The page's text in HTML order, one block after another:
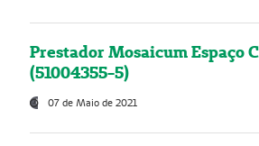
Prestador Mosaicum Espaço
(51004355-5)
07 de Maio de 2021